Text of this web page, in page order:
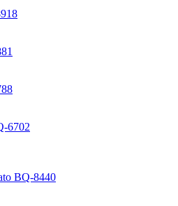
6702
BQ-8440